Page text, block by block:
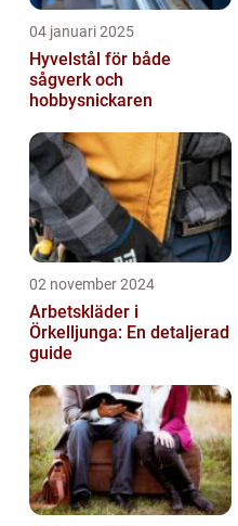
04 januari 2025
Hyvelstål för både
sågverk och
hobbysnickaren
02 november 2024
Arbetskläder i
Örkelljunga: En detaljerad
guide